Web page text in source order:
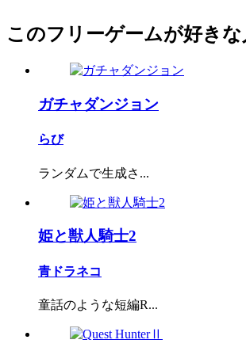
このフリーゲームが好き
ガチャダンジョン
らび
ランダムで生成さ...
姫と獣人騎士2
青ドラネコ
童話のような短編R...